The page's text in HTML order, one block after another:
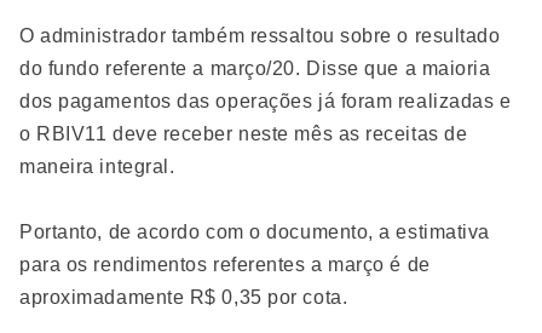
O administrador também ressaltou sobre o resultado
do fundo referente a março/20. Disse que a maioria
dos pagamentos das operações já foram realizadas e
o RBIV11 deve receber neste mês as receitas de
maneira integral.
Portanto, de acordo com o documento, a estimativa
para os rendimentos referentes a março é de
aproximadamente R$ 0,35 por cota.